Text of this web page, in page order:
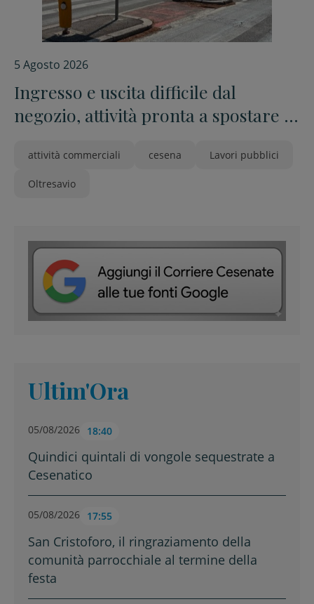
5 Agosto 2026
Ingresso e uscita difficile dal
negozio, attività pronta a spostare il
attività commerciali cesena Lavori pubblici
Oltresavio
Ultim'Ora
05/08/2026 18:40
Quindici quintali di vongole sequestrate a
Cesenatico
05/08/2026 17:55
San Cristoforo, il ringraziamento della
comunità parrocchiale al termine della
festa